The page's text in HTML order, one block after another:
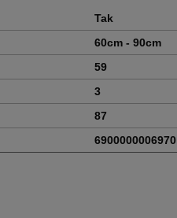
Tak
60cm - 90cm
59
3
87
6900000006970